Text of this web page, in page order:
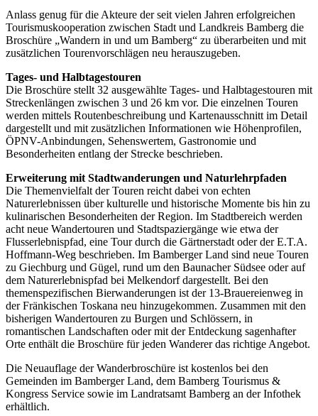
Anlass genug für die Akteure der seit vielen Jahren erfolgreichen
Tourismuskooperation zwischen Stadt und Landkreis Bamberg die
Broschüre „Wandern in und um Bamberg“ zu überarbeiten und mit
zusätzlichen Tourenvorschlägen neu herauszugeben.
Tages- und Halbtagestouren
Die Broschüre stellt 32 ausgewählte Tages- und Halbtagestouren mit
Streckenlängen zwischen 3 und 26 km vor. Die einzelnen Touren
werden mittels Routenbeschreibung und Kartenausschnitt im Detail
dargestellt und mit zusätzlichen Informationen wie Höhenprofilen,
ÖPNV-Anbindungen, Sehenswertem, Gastronomie und
Besonderheiten entlang der Strecke beschrieben.
Erweiterung mit Stadtwanderungen und Naturlehrpfaden
Die Themenvielfalt der Touren reicht dabei von echten
Naturerlebnissen über kulturelle und historische Momente bis hin zu
kulinarischen Besonderheiten der Region. Im Stadtbereich werden
acht neue Wandertouren und Stadtspaziergänge wie etwa der
Flusserlebnispfad, eine Tour durch die Gärtnerstadt oder der E.T.A.
Hoffmann-Weg beschrieben. Im Bamberger Land sind neue Touren
zu Giechburg und Gügel, rund um den Baunacher Südsee oder auf
dem Naturerlebnispfad bei Melkendorf dargestellt. Bei den
themenspezifischen Bierwanderungen ist der 13-Brauereienweg in
der Fränkischen Toskana neu hinzugekommen. Zusammen mit den
bisherigen Wandertouren zu Burgen und Schlössern, in
romantischen Landschaften oder mit der Entdeckung sagenhafter
Orte enthält die Broschüre für jeden Wanderer das richtige Angebot.
Die Neuauflage der Wanderbroschüre ist kostenlos bei den
Gemeinden im Bamberger Land, dem Bamberg Tourismus &
Kongress Service sowie im Landratsamt Bamberg an der Infothek
erhältlich.